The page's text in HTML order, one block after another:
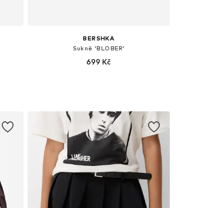
BERSHKA
Sukně 'BLOBER'
699 Kč